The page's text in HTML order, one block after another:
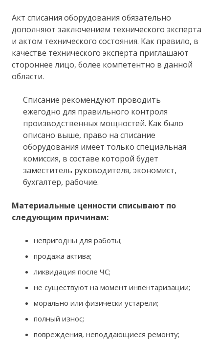
Акт списания оборудования обязательно
дополняют заключением технического эксперта
и актом технического состояния. Как правило, в
качестве технического эксперта приглашают
стороннее лицо, более компетентно в данной
области.
Списание рекомендуют проводить
ежегодно для правильного контроля
производственных мощностей. Как было
описано выше, право на списание
оборудования имеет только специальная
комиссия, в составе которой будет
заместитель руководителя, экономист,
бухгалтер, рабочие.
Материальные ценности списывают по
следующим причинам:
непригодны для работы;
продажа актива;
ликвидация после ЧС;
не существуют на момент инвентаризации;
морально или физически устарели;
полный износ;
повреждения, неподдающиеся ремонту;